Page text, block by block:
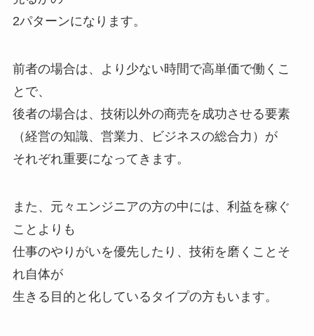
2パターンになります。
前者の場合は、より少ない時間で高単価で働くこ
とで、
後者の場合は、技術以外の商売を成功させる要素
（経営の知識、営業力、ビジネスの総合力）が
それぞれ重要になってきます。
また、元々エンジニアの方の中には、利益を稼ぐ
ことよりも
仕事のやりがいを優先したり、技術を磨くことそ
れ自体が
生きる目的と化しているタイプの方もいます。